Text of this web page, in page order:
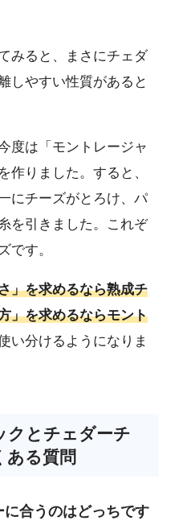
みると、まさにチェダ
しやすい性質があると
度は「モントレージャ
作りました。すると、
にチーズがとろけ、パ
を引きました。これぞ
です。
」を求めるなら熟成チ
」を求めるならモント
い分けるようになりま
クとチェダーチ
ある質問
合うのはどっちです